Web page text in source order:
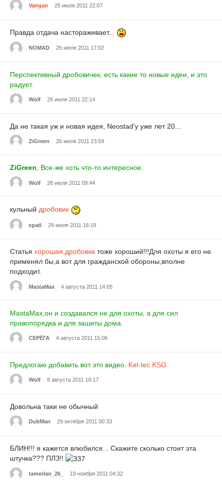
Vangan 25 июля 2011 22:07
Правда отдача настораживает...
NOMAD 26 июля 2011 17:02
Перспективный дробовичек, есть какие то новые идеи, и это
радует.
Wolf 26 июля 2011 22:14
Да не такая уж и новая идея, Neostad'у уже лет 20...
ZiGreen 26 июля 2011 23:59
ZiGreen, Все-же хоть что-то интересное.
Wolf 28 июля 2011 09:44
кульный дробовик
краб 29 июля 2011 16:19
Статья хорошая,дробовик тоже хороший!!!Для охоты я его не
применял бы,а вот для гражданской обороны,вполне
подходит.
MastaMax 4 августа 2011 14:05
MastaMax,он и создавался не для охоты, а для сил
правопорядка и для зашиты дома.
СЕРЁГА 4 августа 2011 15:06
Предлогаю добавить вот это видео. Kel-tec KSG
Wolf 8 августа 2011 16:17
Довольна таки не обычный
DubMan 29 октября 2011 00:33
БЛИН!!! я кажется влюбился... Скажите сколько стоит эта
штучка??? ПЛЗ!!
tamerlan_26_ 19 ноября 2011 04:32